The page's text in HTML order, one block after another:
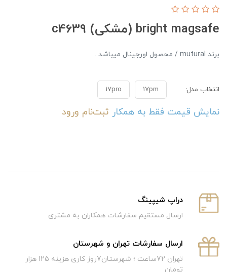
bright magsafe (مشکی) c4639
برند mutural / محصول اورجینال میباشد .
انتخاب مدل: 17pm
17pro
نمایش قیمت فقط به همکار ثبت‌نام ورود
دراپ شیپینگ
ارسال مستقیم سفارشات همکاران به مشتری
ارسال سفارشات تهران و شهرستان
تهران 72ساعت ؛ شهرستان7روز کاری هزینه 125 هزار
تومان